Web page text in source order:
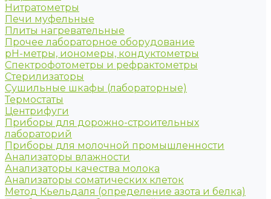
Нитратометры
Печи муфельные
Плиты нагревательные
Прочее лабораторное оборудование
рН-метры, иономеры, кондуктометры
Спектрофотометры и рефрактометры
Стерилизаторы
Сушильные шкафы (лабораторные)
Термостаты
Центрифуги
Приборы для дорожно-строительных
лабораторий
Приборы для молочной промышленности
Анализаторы влажности
Анализаторы качества молока
Анализаторы соматических клеток
Метод Кьельдаля (определение азота и белка)